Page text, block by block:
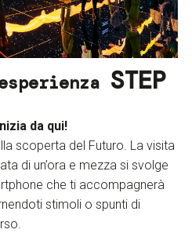
STEP
da qui!
scoperta del Futuro. La visita
di un’ora e mezza si svolge
che ti accompagnerà
stimoli o spunti di